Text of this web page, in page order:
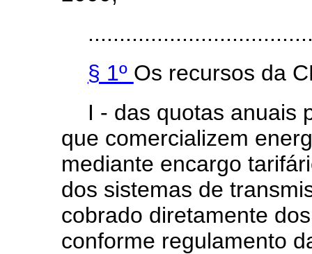
§ 1º Os recursos da
I - das quotas anuais
que comercializem
mediante encargo
dos sistemas de
cobrado diretamente
conforme regulamento